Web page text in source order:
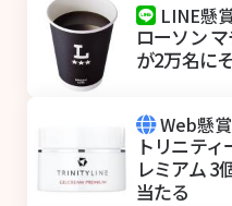
LINE懸
ローソン
が2万名に
Web懸賞
トリニテ
レミアム 3
当たる